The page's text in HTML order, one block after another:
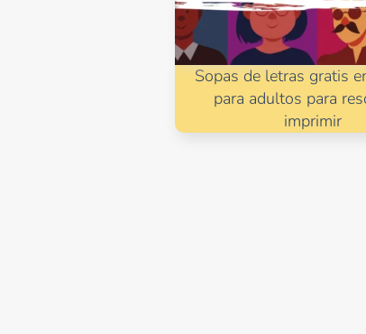
Sopas de letras gratis
para adultos para
imprimir